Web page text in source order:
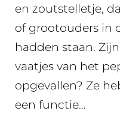
en zoutstelletje,
of grootouders in
hadden staan.
vaatjes van het
opgevallen? Ze
een functie…